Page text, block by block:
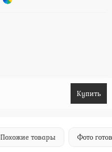
Купить
Похожие товары Фото